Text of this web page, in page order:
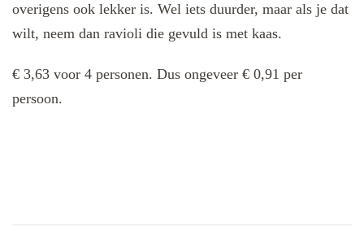
overigens ook lekker is. Wel iets duurder, maar als je dat
wilt, neem dan ravioli die gevuld is met kaas.
€ 3,63 voor 4 personen. Dus ongeveer € 0,91 per
persoon.